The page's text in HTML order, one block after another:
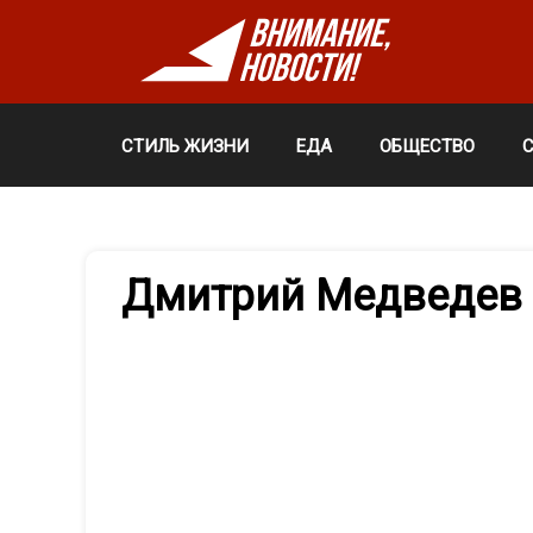
СТИЛЬ ЖИЗНИ ЕДА ОБЩЕСТВО
Дмитрий Медведев